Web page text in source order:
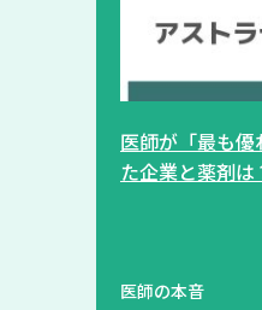
医師が「最も
た企業と薬剤は
医師の本音